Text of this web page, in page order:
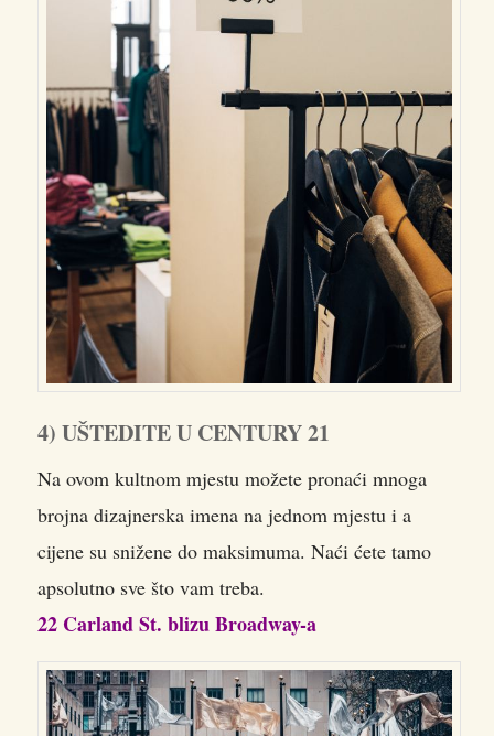
4) UŠTEDITE U CENTURY 21
Na ovom kultnom mjestu možete pronaći mnoga
brojna dizajnerska imena na jednom mjestu i a
cijene su snižene do maksimuma. Naći ćete tamo
apsolutno sve što vam treba.
22 Carland St. blizu Broadway-a